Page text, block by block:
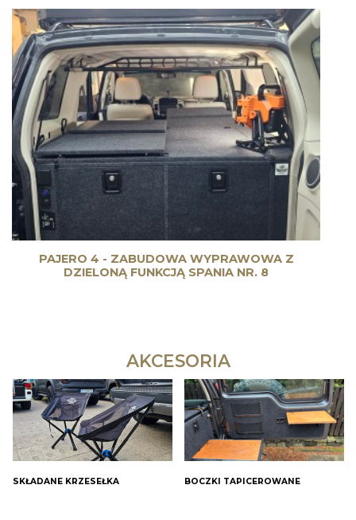
PAJERO 4 - ZABUDOWA WYPRAWOWA Z
DZIELONĄ FUNKCJĄ SPANIA NR. 8
AKCESORIA
SKŁADANE KRZESEŁKA BOCZKI TAPICEROWANE